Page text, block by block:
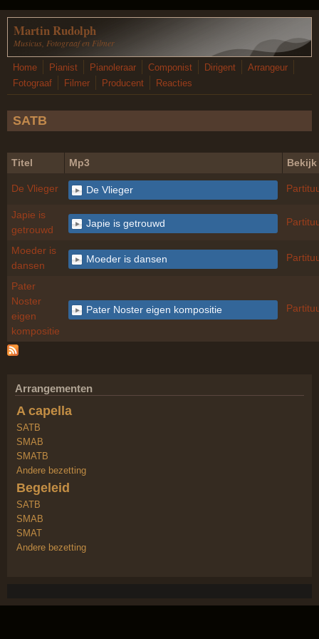
Overslaan en naar de inhoud gaan
Martin Rudolph
Musicus, Fotograaf en Filmer
Home Pianist Pianoleraar Componist Dirigent
Arrangeur
Fotograaf
Filmer Producent Reacties
SATB
Titel Mp3 Bekijk
De Vlieger De Vlieger
Japie is
getrouwd
Japie is getrouwd
Moeder is
dansen
Moeder is dansen
Pater
Noster
eigen
kompositie
Pater Noster eigen kompositie
Arrangementen
A capella
SATB
SMAB
SMATB
Andere bezetting
Begeleid
SATB
SMAB
SMAT
Andere bezetting